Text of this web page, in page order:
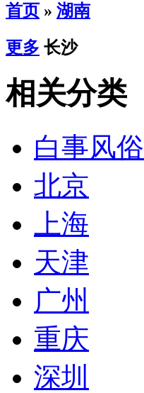
首页 » 湖南
更多 长沙
相关分类
白事风俗
北京
上海
天津
广州
重庆
深圳